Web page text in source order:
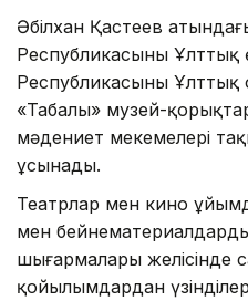
Әбілхан Қастеев
Республикасының Ұлттық
Республикасының Ұлттық
«Таңбалы» музей-
мәдениет мекемелері
ұсынады.
Театрлар мен кино
мен
шығармалары желісінде
қойылымдардан